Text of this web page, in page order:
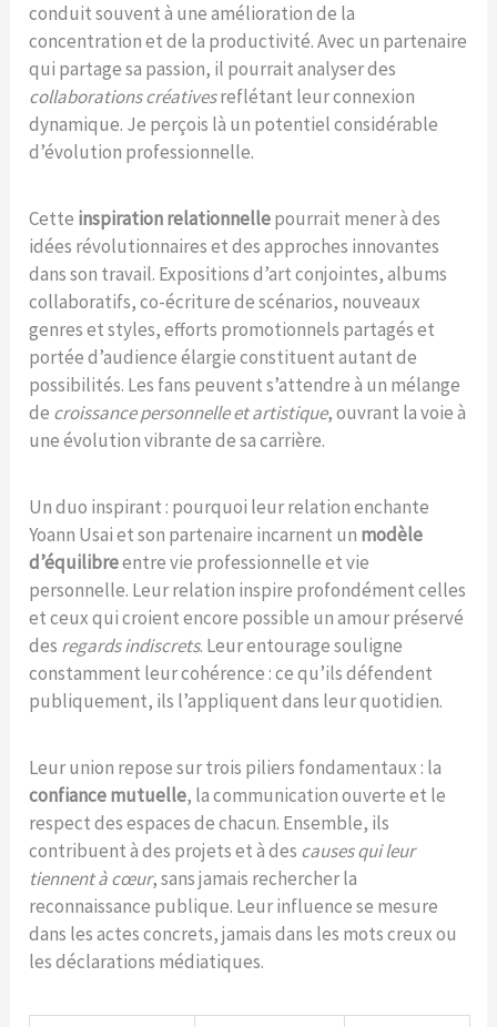
conduit souvent à une amélioration de la
concentration et de la productivité. Avec un partenaire
qui partage sa passion, il pourrait analyser des
collaborations créativesreflétant leur connexion
dynamique. Je perçois là un potentiel considérable
d’évolution professionnelle.
Cette inspiration relationnellepourrait mener à des
idées révolutionnaires et des approches innovantes
dans son travail. Expositions d’art conjointes, albums
collaboratifs, co-écriture de scénarios, nouveaux
genres et styles, efforts promotionnels partagés et
portée d’audience élargie constituent autant de
possibilités. Les fans peuvent s’attendre à un mélange
de croissance personnelle et artistique, ouvrant la voie à
une évolution vibrante de sa carrière.
Un duo inspirant : pourquoi leur relation enchante
Yoann Usai et son partenaire incarnent un modèle
d’équilibreentre vie professionnelle et vie
personnelle. Leur relation inspire profondément celles
et ceux qui croient encore possible un amour préservé
des regards indiscrets. Leur entourage souligne
constamment leur cohérence : ce qu’ils défendent
publiquement, ils l’appliquent dans leur quotidien.
Leur union repose sur trois piliers fondamentaux : la
confiance mutuelle, la communication ouverte et le
respect des espaces de chacun. Ensemble, ils
contribuent à des projets et à des causes qui leur
tiennent à cœur, sans jamais rechercher la
reconnaissance publique. Leur influence se mesure
dans les actes concrets, jamais dans les mots creux ou
les déclarations médiatiques.